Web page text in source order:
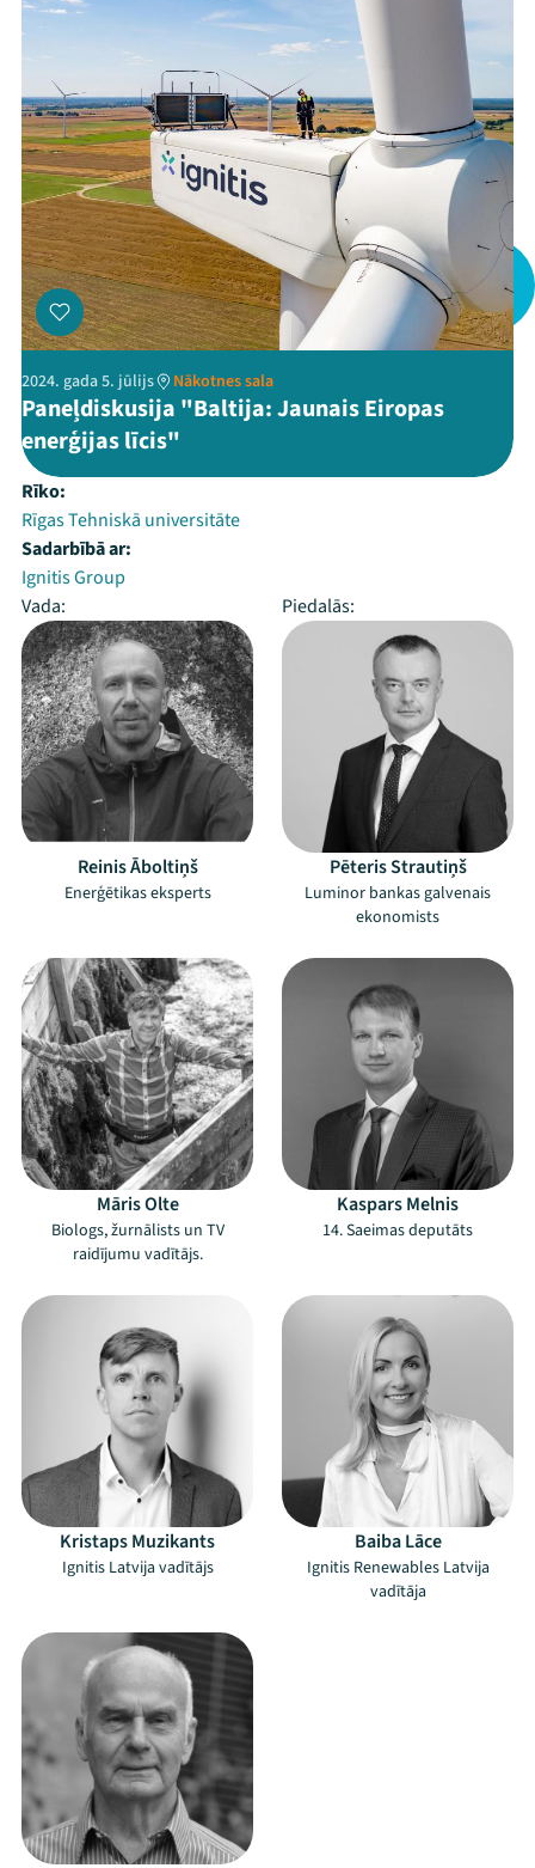
Mana programma
Festivāls
Programma
Arhīvs
2024. gada 5. jūlijs Nākotnes sala
Paneļdiskusija "Baltija: Jaunais Eiropas
enerģijas līcis"
Rīko:
Rīgas Tehniskā universitāte
Sadarbībā ar:
Ignitis Group
Vada:
Piedalās:
Reinis Āboltiņš
Enerģētikas eksperts
Pēteris Strautiņš
Luminor bankas galvenais
ekonomists
Māris Olte
Biologs, žurnālists un TV
raidījumu vadītājs.
Kaspars Melnis
14. Saeimas deputāts
Kristaps Muzikants
Ignitis Latvija vadītājs
Baiba Lāce
Ignitis Renewables Latvija
vadītāja